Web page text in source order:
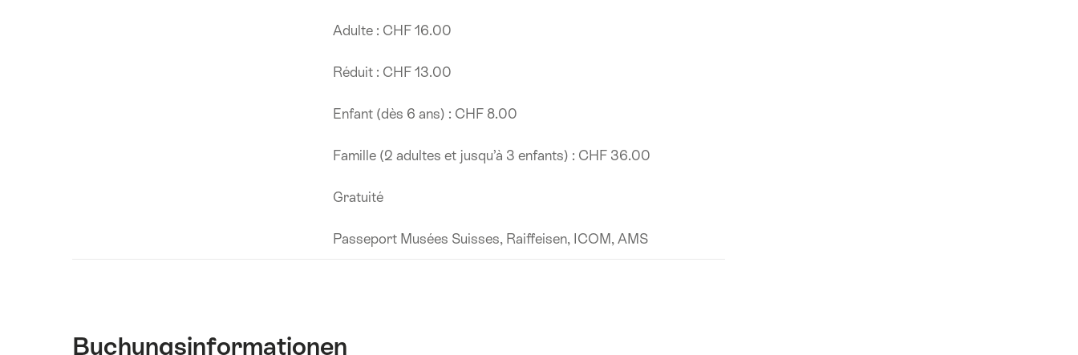
Adulte : CHF 16.00
Réduit : CHF 13.00
Enfant (dès 6 ans) : CHF 8.00
Famille (2 adultes et jusqu’à 3 enfants) : CHF 36.00
Gratuité
Passeport Musées Suisses, Raiffeisen, ICOM, AMS
Buchungsinformationen